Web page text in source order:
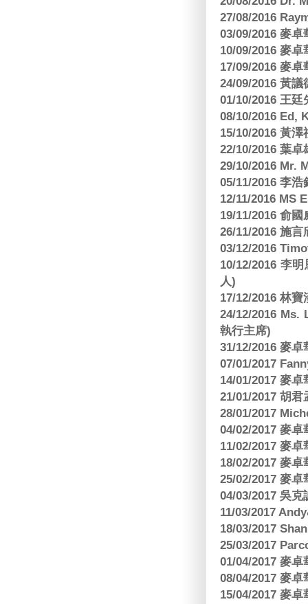
27/08/2016
03/09/2016 麥
10/09/2016 麥
17/09/2016 麥
24/09/2016 黃
01/10/2016 王
08/10/2016 Ed,
15/10/2016 黃
22/10/2016 葉
29/10/2016 Mr.
05/11/2016 李
12/11/2016 MS
19/11/2016 俞
26/11/2016 施
03/12/2016
10/12/2016 李
人)
17/12/2016 林
24/12/2016
執行主席)
31/12/2016 麥
07/01/2017
14/01/2017 麥
21/01/2017 胡
28/01/2017
04/02/2017 麥
11/02/2017 麥
18/02/2017 麥
25/02/2017 麥
04/03/2017 吳
11/03/2017
18/03/2017
25/03/2017
01/04/2017 麥
08/04/2017 麥
15/04/2017 麥